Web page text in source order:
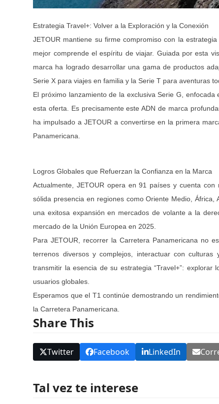
Estrategia Travel+: Volver a la Exploración y la Conexión
JETOUR mantiene su firme compromiso con la
mejor comprende el espíritu de viajar. Guiada por esta
marca ha logrado desarrollar una gama de productos
Serie X para viajes en familia y la Serie T para aventuras
El próximo lanzamiento de la exclusiva Serie G,
esta oferta. Es precisamente este ADN de marca
ha impulsado a JETOUR a convertirse en la primera
Panamericana.
Logros Globales que Refuerzan la Confianza en la Marca
Actualmente, JETOUR opera en 91 países y cuenta
sólida presencia en regiones como Oriente Medio,
una exitosa expansión en mercados de volante a la
mercado de la Unión Europea en 2025.
Para JETOUR, recorrer la Carretera Panamericana no
terrenos diversos y complejos, interactuar con culturas
transmitir la esencia de su estrategia “Travel+”:
usuarios globales.
Esperamos que el T1 continúe demostrando un
la Carretera Panamericana.
Share This
Twitter Facebook LinkedIn
Tal vez te interese